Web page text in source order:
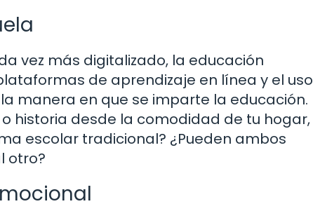
vez más digitalizado, la educación
de aprendizaje en línea y el uso
manera en que se imparte la educación.
historia desde la comodidad de tu hogar,
escolar tradicional? ¿Pueden ambos
otro?